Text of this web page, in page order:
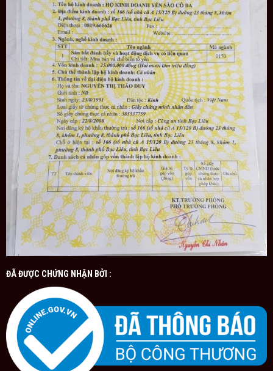
ĐÃ ĐƯỢC CHỨNG NHẬN BỞI :